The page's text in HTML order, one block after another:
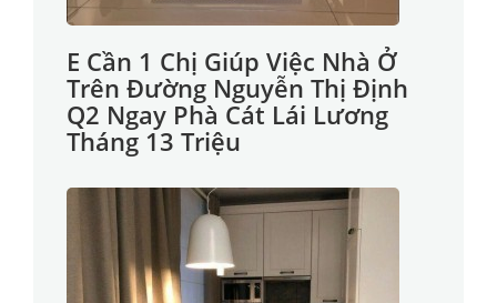
E Cần 1 Chị Giúp Việc Nhà Ở
Trên Đường Nguyễn Thị Định
Q2 Ngay Phà Cát Lái Lương
Tháng 13 Triệu